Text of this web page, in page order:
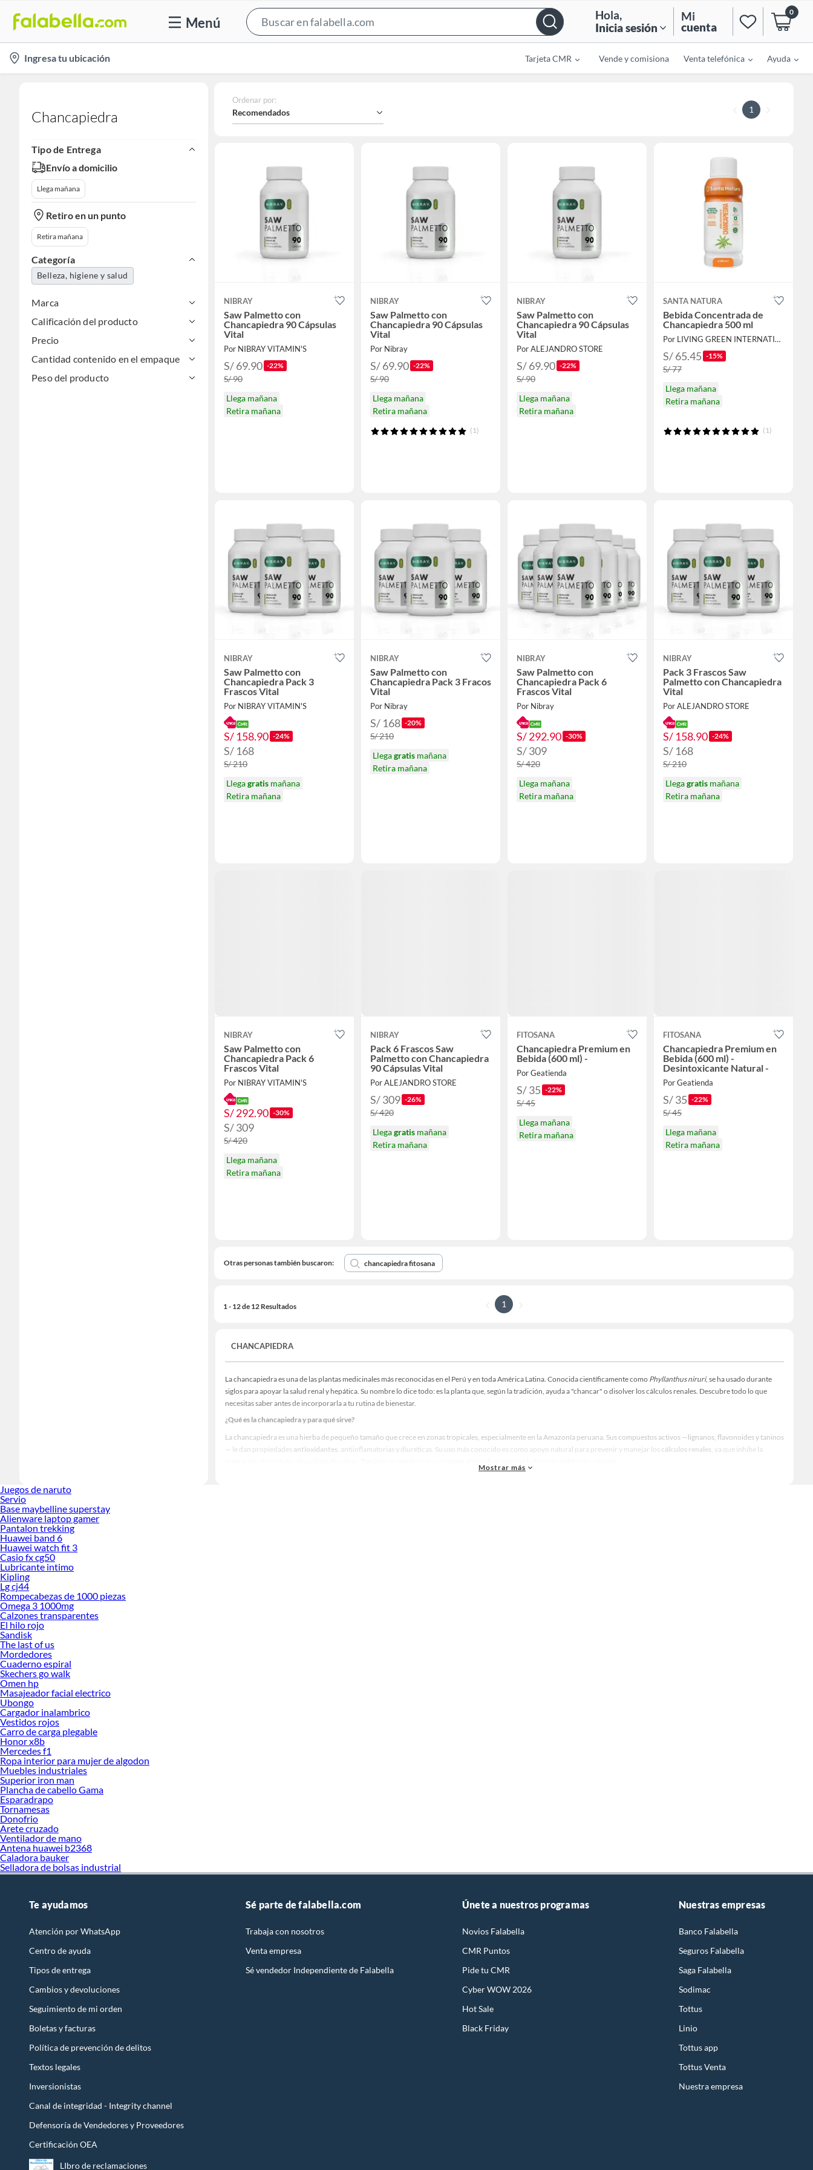
Menú
Bar
Hola,
Inicia sesión
Mi
cuenta
0
location-
icon
Ingresa tu ubicación Tarjeta CMR Vende y comisiona Venta telefónica Ayuda
Chancapiedra
Tipo de Entrega
Envío a domicilio
Llega mañana
Retiro en un punto
Retira mañana
Categoría
Belleza, higiene y salud
Marca
Calificación del producto
Precio
Cantidad contenido en el empaque
Peso del producto
Ordenar por:
Recomendados 1
NIBRAY
Saw Palmetto con
Chancapiedra 90 Cápsulas
Vital
Por NIBRAY VITAMIN'S
S/ 69.90 -22%
S/ 90
Llega mañana
Retira mañana
NIBRAY
Saw Palmetto con
Chancapiedra 90 Cápsulas
Vital
Por Nibray
S/ 69.90 -22%
S/ 90
Llega mañana
Retira mañana
(1)
NIBRAY
Saw Palmetto con
Chancapiedra 90 Cápsulas
Vital
Por ALEJANDRO STORE
S/ 69.90 -22%
S/ 90
Llega mañana
Retira mañana
SANTA NATURA
Bebida Concentrada de
Chancapiedra 500 ml
Por LIVING GREEN INTERNATIONAL
S/ 65.45 -15%
S/ 77
Llega mañana
Retira mañana
(1)
NIBRAY
Saw Palmetto con
Chancapiedra Pack 3
Frascos Vital
Por NIBRAY VITAMIN'S
S/ 158.90 -24%
S/ 168
S/ 210
Llegagratis mañana
Retira mañana
NIBRAY
Saw Palmetto con
Chancapiedra Pack 3 Fracos
Vital
Por Nibray
S/ 168 -20%
S/ 210
Llegagratis mañana
Retira mañana
NIBRAY
Saw Palmetto con
Chancapiedra Pack 6
Frascos Vital
Por Nibray
S/ 292.90 -30%
S/ 309
S/ 420
Llega mañana
Retira mañana
NIBRAY
Pack 3 Frascos Saw
Palmetto con Chancapiedra
Vital
Por ALEJANDRO STORE
S/ 158.90 -24%
S/ 168
S/ 210
Llegagratis mañana
Retira mañana
NIBRAY
Saw Palmetto con
Chancapiedra Pack 6
Frascos Vital
Por NIBRAY VITAMIN'S
S/ 292.90 -30%
S/ 309
S/ 420
Llega mañana
Retira mañana
NIBRAY
Pack 6 Frascos Saw
Palmetto con Chancapiedra
90 Cápsulas Vital
Por ALEJANDRO STORE
S/ 309 -26%
S/ 420
Llegagratis mañana
Retira mañana
FITOSANA
Chancapiedra Premium en
Bebida (600 ml) -
Por Geatienda
S/ 35 -22%
S/ 45
Llega mañana
Retira mañana
FITOSANA
Chancapiedra Premium en
Bebida (600 ml) -
Desintoxicante Natural -
Por Geatienda
S/ 35 -22%
S/ 45
Llega mañana
Retira mañana
Otras personas también buscaron: chancapiedra fitosana
1 - 12 de 12 Resultados 1
CHANCAPIEDRA
La chancapiedra es una de las plantas medicinales más reconocidas en el Perú y en toda América Latina. Conocida científicamente como Phyllanthus niruri, se ha usado durante
siglos para apoyar la salud renal y hepática. Su nombre lo dice todo: es la planta que, según la tradición, ayuda a "chancar" o disolver los cálculos renales. Descubre todo lo que
necesitas saber antes de incorporarla a tu rutina de bienestar.
¿Qué es la chancapiedra y para qué sirve?
La chancapiedra es una hierba de pequeño tamaño que crece en zonas tropicales, especialmente en la Amazonía peruana. Sus compuestos activos —lignanos, flavonoides y taninos
— le dan propiedades antioxidantes , antiinflamatorias y diuréticas. Su uso más conocido es como apoyo natural para prevenir y manejar los cálculos renales , ya que inhibe la
Mostrar más
Juegos de naruto
Servio
Base maybelline superstay
Alienware laptop gamer
Pantalon trekking
Huawei band 6
Huawei watch fit 3
Casio fx cg50
Lubricante intimo
Kipling
Lg cj44
Rompecabezas de 1000 piezas
Omega 3 1000mg
Calzones transparentes
El hilo rojo
Sandisk
The last of us
Mordedores
Cuaderno espiral
Skechers go walk
Omen hp
Masajeador facial electrico
Ubongo
Cargador inalambrico
Vestidos rojos
Carro de carga plegable
Honor x8b
Mercedes f1
Ropa interior para mujer de algodon
Muebles industriales
Superior iron man
Plancha de cabello Gama
Esparadrapo
Tornamesas
Donofrio
Arete cruzado
Ventilador de mano
Antena huawei b2368
Caladora bauker
Selladora de bolsas industrial
Te ayudamos
Atención por WhatsApp
Centro de ayuda
Tipos de entrega
Cambios y devoluciones
Seguimiento de mi orden
Boletas y facturas
Política de prevención de delitos
Textos legales
Inversionistas
Canal de integridad - Integrity channel
Defensoría de Vendedores y Proveedores
Certificación OEA
LIbro de reclamaciones
Sé parte de falabella.com
Trabaja con nosotros
Venta empresa
Sé vendedor Independiente de Falabella
Únete a nuestros programas
Novios Falabella
CMR Puntos
Pide tu CMR
Cyber WOW 2026
Hot Sale
Black Friday
Nuestras empresas
Banco Falabella
Seguros Falabella
Saga Falabella
Sodimac
Tottus
Linio
Tottus app
Tottus Venta
Nuestra empresa